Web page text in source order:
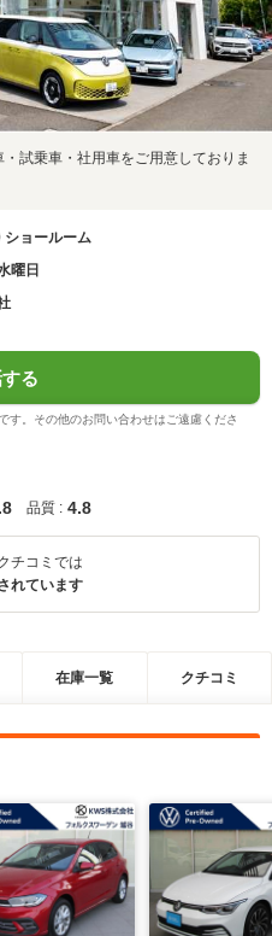
試乗車・社用車をご用意しておりま
ョールーム
曜日
る
。その他のお問い合わせはご遠慮くださ
品質 : 4.8
チコミでは
れています
在庫一覧 クチコミ